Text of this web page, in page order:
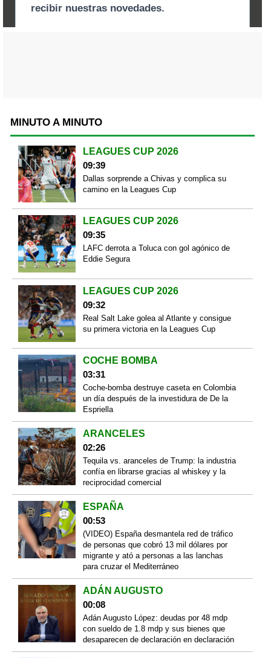
MINUTO A MINUTO
LEAGUES CUP 2026
09:39
Dallas sorprende a Chivas y complica su
camino en la Leagues Cup
LEAGUES CUP 2026
09:35
LAFC derrota a Toluca con gol agónico de
Eddie Segura
LEAGUES CUP 2026
09:32
Real Salt Lake golea al Atlante y consigue
su primera victoria en la Leagues Cup
COCHE BOMBA
03:31
Coche-bomba destruye caseta en Colombia
un día después de la investidura de De la
Espriella
ARANCELES
02:26
Tequila vs. aranceles de Trump: la industria
confía en librarse gracias al whiskey y la
reciprocidad comercial
ESPAÑA
00:53
(VIDEO) España desmantela red de tráfico
de personas que cobró 13 mil dólares por
migrante y ató a personas a las lanchas
para cruzar el Mediterráneo
ADÁN AUGUSTO
00:08
Adán Augusto López: deudas por 48 mdp
con sueldo de 1.8 mdp y sus bienes que
desaparecen de declaración en declaración